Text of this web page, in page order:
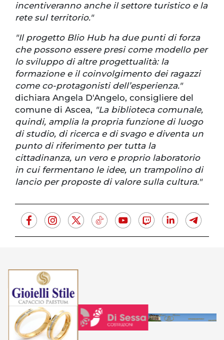
incentiveranno anche il settore turistico e la
rete sul territorio."
"Il progetto Blio Hub ha due punti di forza
che possono essere presi come modello per
lo sviluppo di altre progettualità: la
formazione e il coinvolgimento dei ragazzi
come co-protagonisti dell’esperienza."
dichiara Angela D'Angelo, consigliere del
comune di Ascea, "La biblioteca comunale,
quindi, amplia la propria funzione di luogo
di studio, di ricerca e di svago e diventa un
punto di riferimento per tutta la
cittadinanza, un vero e proprio laboratorio
in cui fermentano le idee, un trampolino di
lancio per proposte di valore sulla cultura."